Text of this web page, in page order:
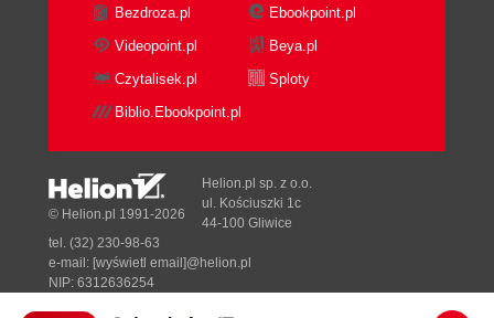
Bezdroza.pl
Ebookpoint.pl
Videopoint.pl
Beya.pl
Czytalisek.pl
Sploty
Biblio.Ebookpoint.pl
© Helion.pl 1991-2026
Helion.pl sp. z o.o.
ul. Kościuszki 1c
44-100 Gliwice
tel. (32) 230-98-63
e-mail: [wyświetl email]@helion.pl
NIP: 6312636254